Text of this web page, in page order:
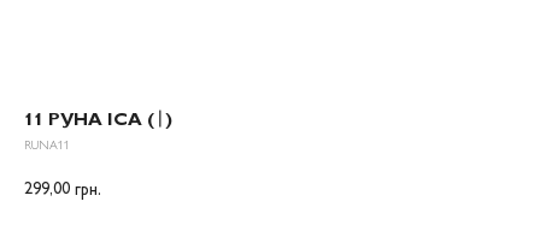
11 РУНА ІСА (ᛁ)
RUNA11
299,00 грн.